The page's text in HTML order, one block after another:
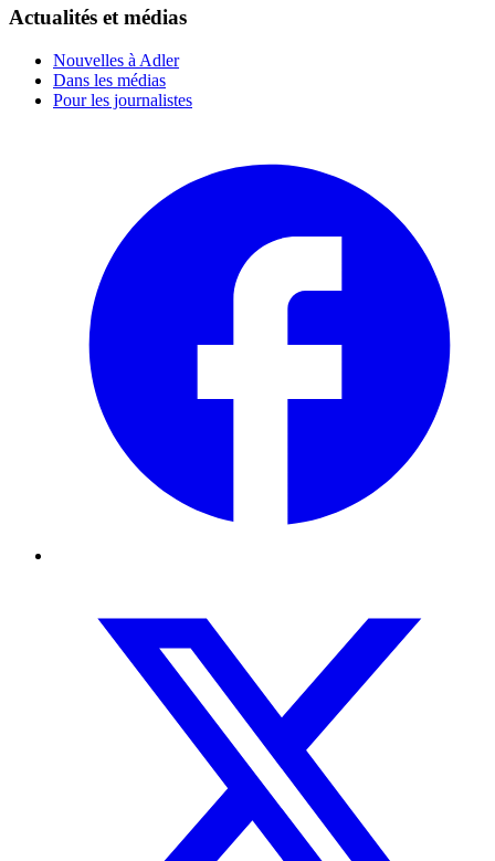
Actualités et médias
Nouvelles à Adler
Dans les médias
Pour les journalistes